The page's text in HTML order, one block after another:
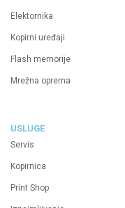
Elektornika
Kopirni uređaji
Flash memorije
Mrežna oprema
USLUGE
Servis
Kopirnica
Print Shop